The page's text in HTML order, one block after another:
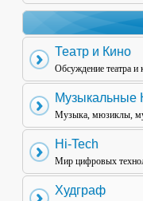
Театр и Кино
Обсуждение театра
Музыкальные
Музыка, мюзиклы,
Hi-Tech
Мир цифровых
Худграф